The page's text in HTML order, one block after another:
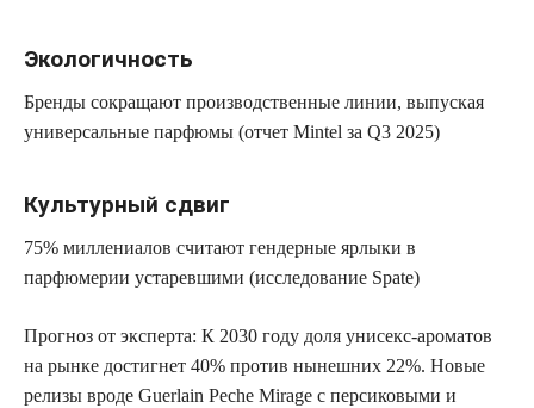
Экологичность
Бренды сокращают производственные линии, выпуская
универсальные парфюмы (отчет Mintel за Q3 2025)
Культурный сдвиг
75% миллениалов считают гендерные ярлыки в
парфюмерии устаревшими (исследование Spate)
Прогноз от эксперта: К 2030 году доля унисекс-ароматов
на рынке достигнет 40% против нынешних 22%. Новые
релизы вроде Guerlain Peche Mirage с персиковыми и